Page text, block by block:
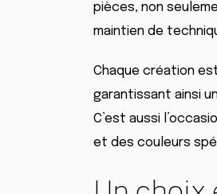
pièces, non
maintien de
Chaque création
garantissant ainsi
C’est aussi
et des couleurs